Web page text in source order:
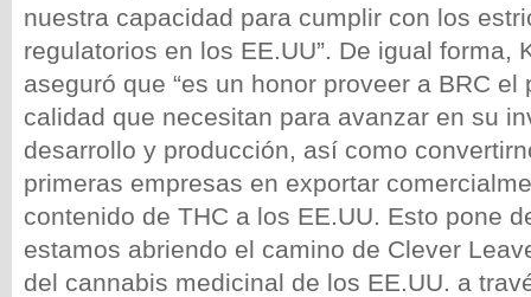
nuestra capacidad para cumplir con los
regulatorios en los EE.UU”. De igual forma,
aseguró que “es un honor proveer a BRC el
calidad que necesitan para avanzar en su
desarrollo y producción, así como
primeras empresas en exportar
contenido de THC a los EE.UU. Esto pone
estamos abriendo el camino de Clever
del cannabis medicinal de los EE.UU. a